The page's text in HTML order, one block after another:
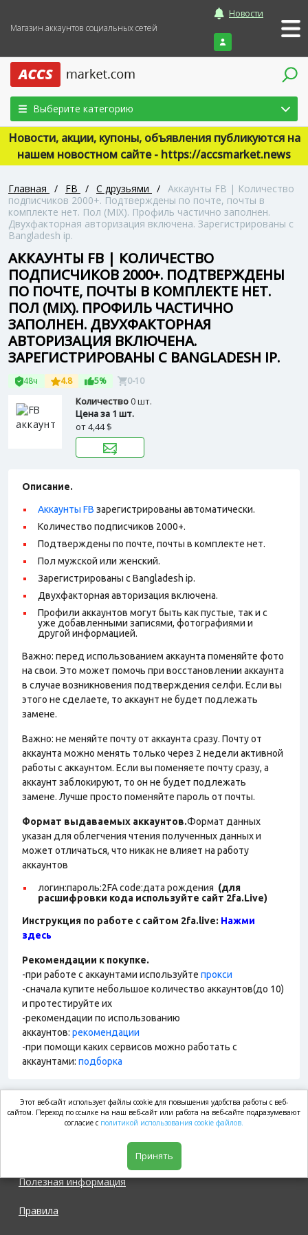
Магазин аккаунтов социальных сетей
Новости
Войти
Выберите категорию
Новости, акции, купоны, объявления публикуются на
нашем новостном сайте - https://accsmarket.news
Главная / FB / С друзьями / Аккаунты FB | Количество
подписчиков 2000+. Подтверждены по почте, почты в
комплекте нет. Пол (MIX). Профиль частично заполнен.
Двухфакторная авторизация включена. Зарегистрированы с
Bangladesh ip.
АККАУНТЫ FB | КОЛИЧЕСТВО
ПОДПИСЧИКОВ 2000+. ПОДТВЕРЖДЕНЫ
ПО ПОЧТЕ, ПОЧТЫ В КОМПЛЕКТЕ НЕТ.
ПОЛ (MIX). ПРОФИЛЬ ЧАСТИЧНО
ЗАПОЛНЕН. ДВУХФАКТОРНАЯ
АВТОРИЗАЦИЯ ВКЛЮЧЕНА.
ЗАРЕГИСТРИРОВАНЫ С BANGLADESH IP.
48ч 4.8 5% 0-10
Количество0 шт.
Цена за 1 шт.
от4,44 $
Описание.
Аккаунты FB зарегистрированы автоматически.
Количество подписчиков 2000+.
Подтверждены по почте, почты в комплекте нет.
Пол мужской или женский.
Зарегистрированы с Bangladesh ip.
Двухфакторная авторизация включена.
Профили аккаунтов могут быть как пустые, так и с
уже добавленными записями, фотографиями и
другой информацией.
Важно: перед использованием аккаунта поменяйте фото
на свои. Это может помочь при восстановлении аккаунта
в случае возникновения подтверждения селфи. Если вы
этого не сделаете, то аккаунт не будет подлежать
замене.
Важно: не меняйте почту от аккаунта сразу. Почту от
аккаунта можно менять только через 2 недели активной
работы с аккаунтом. Если вы поменяете почту сразу, а
аккаунт заблокируют, то он не будет подлежать
замене. Лучше просто поменяйте пароль от почты.
Формат выдаваемых аккаунтов.Формат данных
указан для облегчения чтения полученных данных и
может отличаться, что никак не влияет на работу
аккаунтов
логин:пароль:2FAcode:дата рождения (для
расшифровки кода используйте сайт 2fa.Live)
Инструкция по работе с сайтом 2fa.live: Нажми
здесь
Рекомендации к покупке.
-при работе с аккаунтами используйте прокси
-сначала купите небольшое количество аккаунтов(до 10)
и протестируйте их
-рекомендации по использованию
аккаунтов: рекомендации
-при помощи каких сервисов можно работать с
аккаунтами: подборка
market.com
Полезная информация
Правила
Этот веб-сайт использует файлы cookie для повышения удобства работы с веб-
сайтом. Переход по ссылке на наш веб-сайт или работа на веб-сайте подразумевают
согласие с политикой использования cookie файлов.
Принять